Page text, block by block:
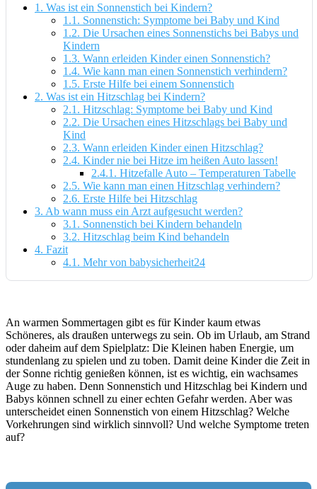
1. Was ist ein Sonnenstich bei Kindern?
1.1. Sonnenstich: Symptome bei Baby und Kind
1.2. Die Ursachen eines Sonnenstichs bei Babys und
Kindern
1.3. Wann erleiden Kinder einen Sonnenstich?
1.4. Wie kann man einen Sonnenstich verhindern?
1.5. Erste Hilfe bei einem Sonnenstich
2. Was ist ein Hitzschlag bei Kindern?
2.1. Hitzschlag: Symptome bei Baby und Kind
2.2. Die Ursachen eines Hitzschlags bei Baby und
Kind
2.3. Wann erleiden Kinder einen Hitzschlag?
2.4. Kinder nie bei Hitze im heißen Auto lassen!
2.4.1. Hitzefalle Auto – Temperaturen Tabelle
2.5. Wie kann man einen Hitzschlag verhindern?
2.6. Erste Hilfe bei Hitzschlag
3. Ab wann muss ein Arzt aufgesucht werden?
3.1. Sonnenstich bei Kindern behandeln
3.2. Hitzschlag beim Kind behandeln
4. Fazit
4.1. Mehr von babysicherheit24
An warmen Sommertagen gibt es für Kinder kaum etwas
Schöneres, als draußen unterwegs zu sein. Ob im Urlaub, am Strand
oder daheim auf dem Spielplatz: Die Kleinen haben Energie, um
stundenlang zu spielen und zu toben. Damit deine Kinder die Zeit in
der Sonne richtig genießen können, ist es wichtig, ein wachsames
Auge zu haben. Denn Sonnenstich und Hitzschlag bei Kindern und
Babys können schnell zu einer echten Gefahr werden. Aber was
unterscheidet einen Sonnenstich von einem Hitzschlag? Welche
Vorkehrungen sind wirklich sinnvoll? Und welche Symptome treten
auf?